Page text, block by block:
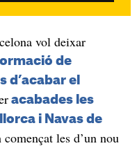
vol deixar
de
d’acabar el
acabades les
i Navas de
les d’un nou